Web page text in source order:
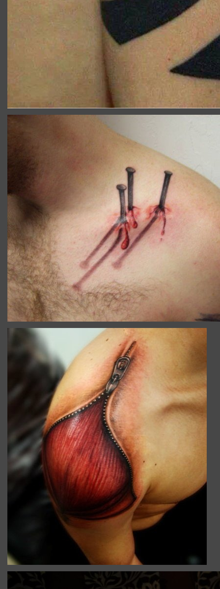
TATOUAGE_ILLUSION_OPTIQUE_CLOU.JPG
TATOUAGE_ILLUSION_OPTIQUE_EPAULE.JPG